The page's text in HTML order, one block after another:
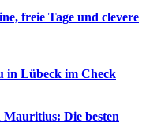
freie Tage und clevere
in Lübeck im Check
Die besten